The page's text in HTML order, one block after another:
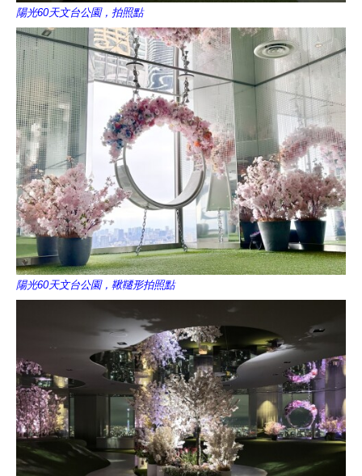
陽光60天文台公園，拍照點
陽光60天文台公園，鞦韆形拍照點